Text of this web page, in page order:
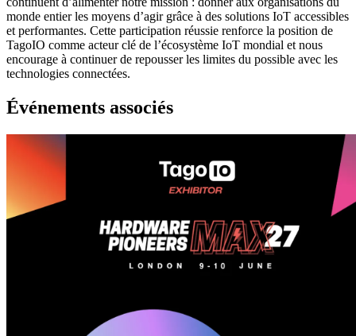
monde entier les moyens d’agir grâce à des solutions IoT accessibles
et performantes. Cette participation réussie renforce la position de
TagoIO comme acteur clé de l’écosystème IoT mondial et nous
encourage à continuer de repousser les limites du possible avec les
technologies connectées.
Événements associés